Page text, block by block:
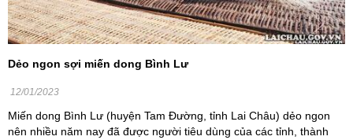
Dẻo ngon sợi miến dong Bình Lư
12/01/2023
Miến dong Bình Lư (huyện Tam Đường, tỉnh Lai Châu) dẻo ngon
nên nhiều năm nay đã được người tiêu dùng của các tỉnh, thành